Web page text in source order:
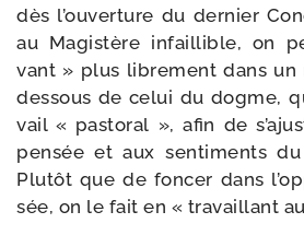
dès l’ou­ver­ture du der­nier
au Magistère infaillible, on
vant » plus libre­ment dans un
des­sous de celui du dogme,
vail « pas­to­ral », afin de
pen­sée et aux sen­ti­ments
Plutôt que de fon­cer dans
sée, on le fait en « tra­vaillant